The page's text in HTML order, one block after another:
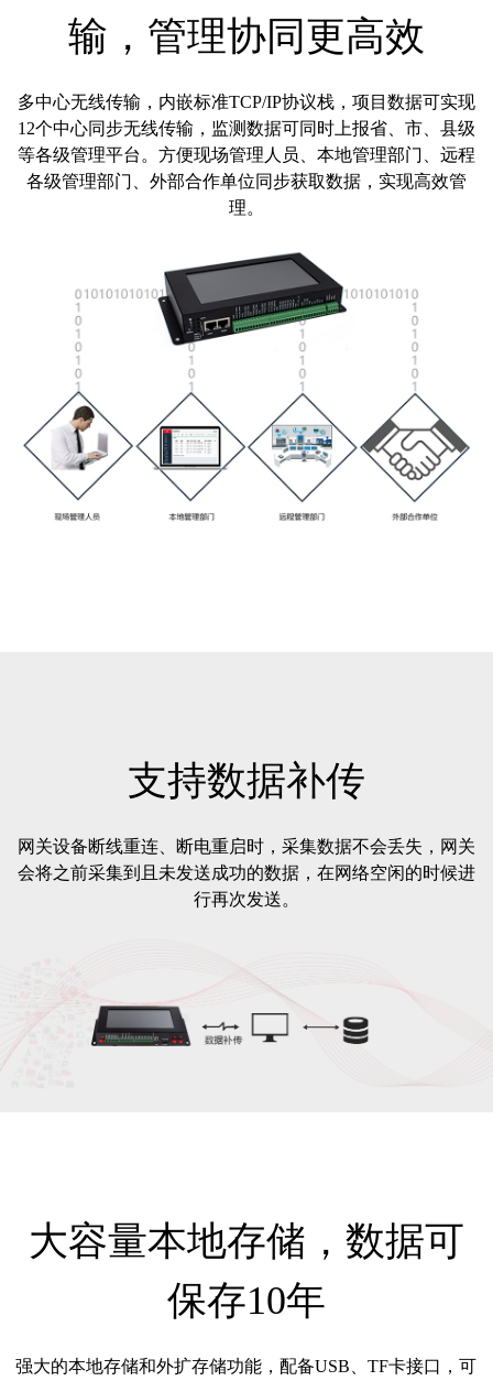
输，管理协同更高效
多中心无线传输，内嵌标准TCP/IP协议栈，项目数据可实现
12个中心同步无线传输，监测数据可同时上报省、市、县级
等各级管理平台。方便现场管理人员、本地管理部门、远程
各级管理部门、外部合作单位同步获取数据，实现高效管
理。
支持数据补传
网关设备断线重连、断电重启时，采集数据不会丢失，网关
会将之前采集到且未发送成功的数据，在网络空闲的时候进
行再次发送。
大容量本地存储，数据可
保存10年
强大的本地存储和外扩存储功能，配备USB、TF卡接口，可